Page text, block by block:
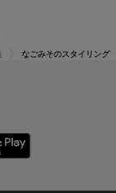
なごみそのスタイリング